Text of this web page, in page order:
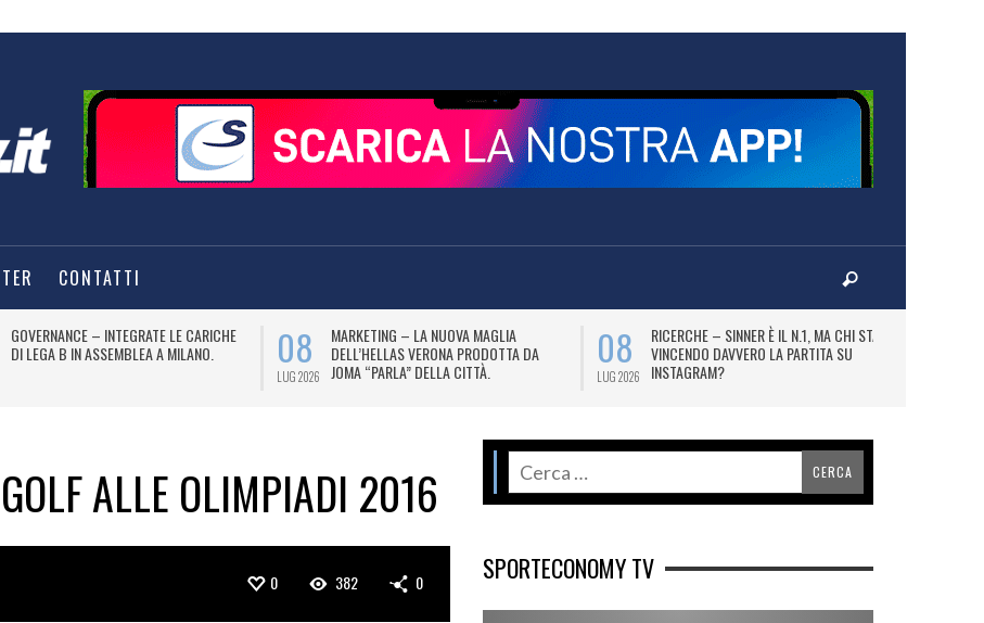
CONTATTI
GOVERNANCE – INTEGRATE LE CARICHE
DI LEGA B IN ASSEMBLEA A MILANO.
08
LUG 2026
MARKETING – LA NUOVA MAGLIA
DELL’HELLAS VERONA PRODOTTA DA
JOMA “PARLA” DELLA CITTÀ.
08
LUG 2026
RICERCHE – SINNER È IL N.1, MA CHI STA
VINCENDO DAVVERO LA PARTITA SU
INSTAGRAM?
ALLE OLIMPIADI 2016
0 382 0 SPORTECONOMY TV